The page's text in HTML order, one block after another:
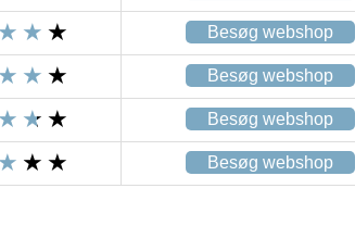
Besøg webshop
Besøg webshop
Besøg webshop
Besøg webshop